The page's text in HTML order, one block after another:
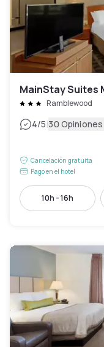
MainStay Suites
Ramblewood
4/5|30 Opiniones
Cancelación gratuita
Pago en el hotel
10h - 16h